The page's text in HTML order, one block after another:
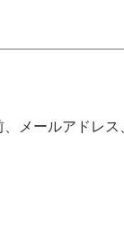
メールアドレス